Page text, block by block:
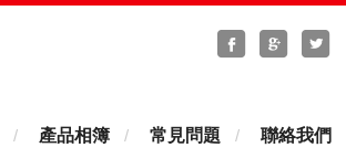
產品相簿 常見問題 聯絡我們
分享至分享